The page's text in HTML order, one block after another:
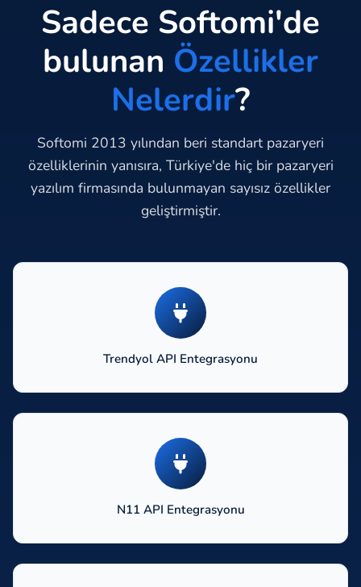
Sadece Softomi'de
bulunan Özellikler
Nelerdir?
Softomi 2013 yılından beri standart pazaryeri
özelliklerinin yanısıra, Türkiye'de hiç bir pazaryeri
yazılım firmasında bulunmayan sayısız özellikler
geliştirmiştir.
Trendyol API Entegrasyonu
N11 API Entegrasyonu